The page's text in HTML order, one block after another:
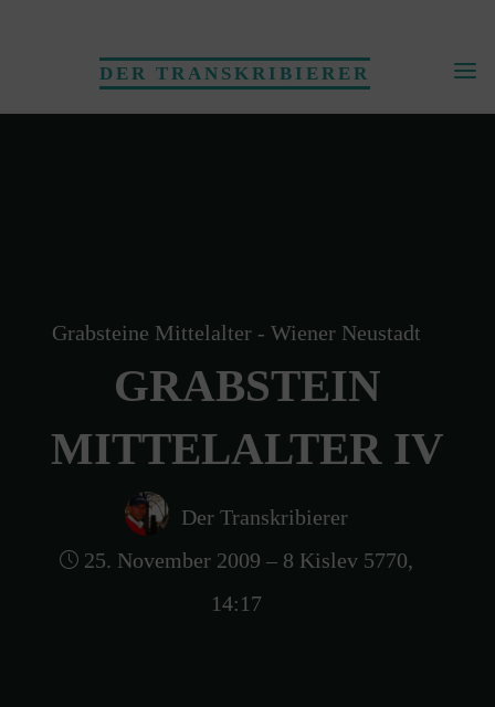
DER TRANSKRIBIERER
Grabsteine Mittelalter - Wiener Neustadt
GRABSTEIN
MITTELALTER IV
Der Transkribierer
25. November 2009 – 8 Kislev 5770,
14:17